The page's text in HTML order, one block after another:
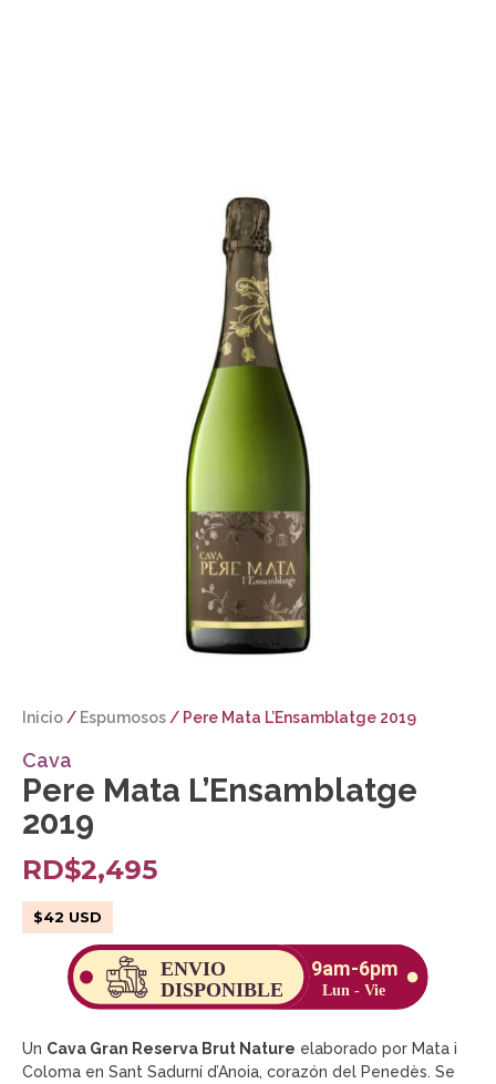
Inicio/ Espumosos/ Pere Mata L’Ensamblatge 2019
Cava
Pere Mata L’Ensamblatge
2019
RD$2,495
$42 USD
Un Cava Gran Reserva Brut Nature elaborado por Mata i
Coloma en Sant Sadurní d’Anoia, corazón del Penedès. Se